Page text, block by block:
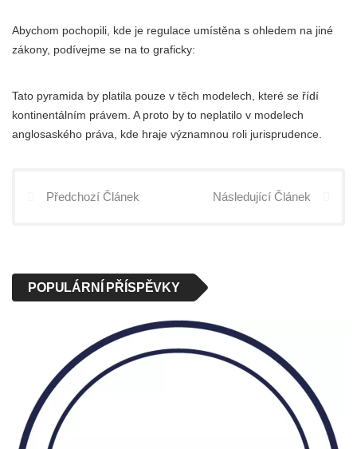
Abychom pochopili, kde je regulace umístěna s ohledem na jiné
zákony, podívejme se na to graficky:
Tato pyramida by platila pouze v těch modelech, které se řídí
kontinentálním právem. A proto by to neplatilo v modelech
anglosaského práva, kde hraje významnou roli jurisprudence.
Předchozí Článek Následující Článek
POPULÁRNÍ PŘÍSPĚVKY